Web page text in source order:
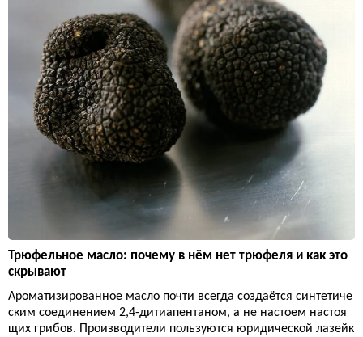
Трюфельное масло: почему в нём нет трюфеля и как это
скрывают
Ароматизированное масло почти всегда создаётся синтетиче
ским соединением 2,4-дитиапентаном, а не настоем настоя
щих грибов. Производители пользуются юридической лазейк